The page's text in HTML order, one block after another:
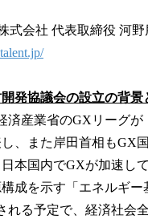
式会社 代表取締役 河野
発協議会の設立の背景
済産業省のGXリーグ
、また岸田首相もGX
本国内でGXが加速し
成を示す「エネルギー
れる予定で、経済社会